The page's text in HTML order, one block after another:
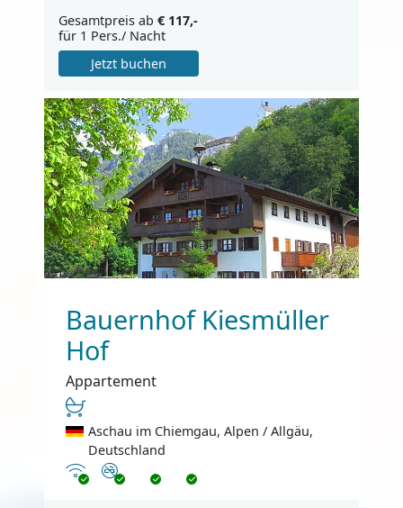
Gesamtpreis ab € 117,-
für 1 Pers./ Nacht
Jetzt buchen
Bauernhof Kiesmüller
Hof
Appartement
Aschau im Chiemgau, Alpen / Allgäu,
Deutschland
InternetNichtraucher